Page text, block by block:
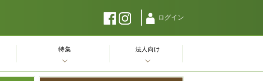
ログイン
特集 法人向け